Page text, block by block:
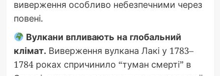
виверження особливо небезпечними через
повені.
Вулкани впливають на глобальний
клімат. Виверження вулкана Лакі у 1783–
1784 роках спричинило “туман смерті” в